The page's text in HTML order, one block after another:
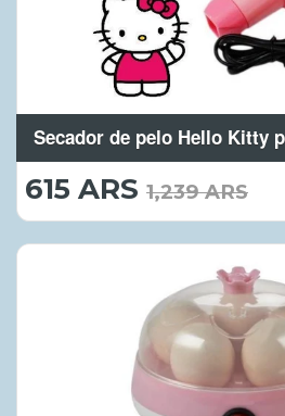
Secador de pelo Hello Kitty
615 ARS 615.00
ARS
1,239 ARS